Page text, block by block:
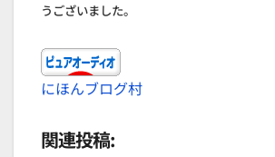
うございました。
にほんブログ村
関連投稿: